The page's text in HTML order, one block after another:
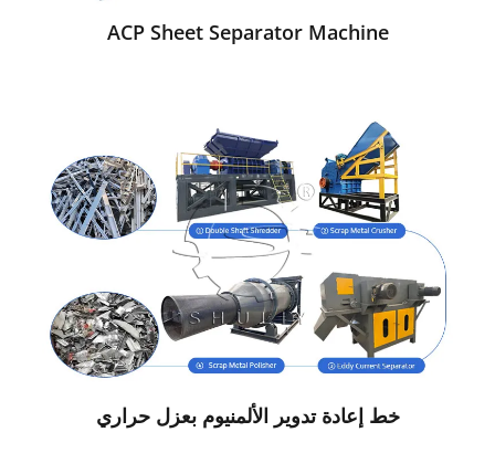
ACP Sheet Separator Machine
خط إعادة تدوير الألمنيوم بعزل حراري